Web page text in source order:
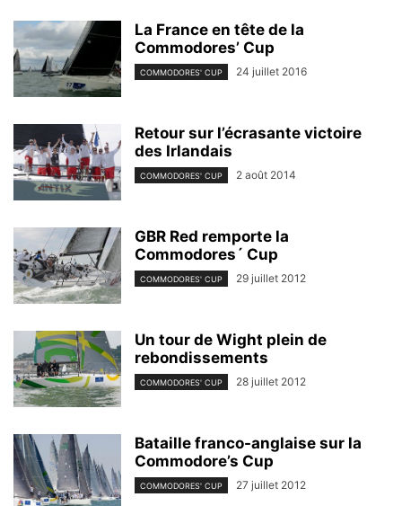
La France en tête de la
Commodores’ Cup
COMMODORES' CUP 24 juillet 2016
Retour sur l’écrasante victoire
des Irlandais
COMMODORES' CUP 2 août 2014
GBR Red remporte la
Commodores´ Cup
COMMODORES' CUP 29 juillet 2012
Un tour de Wight plein de
rebondissements
COMMODORES' CUP 28 juillet 2012
Bataille franco-anglaise sur la
Commodore’s Cup
COMMODORES' CUP 27 juillet 2012